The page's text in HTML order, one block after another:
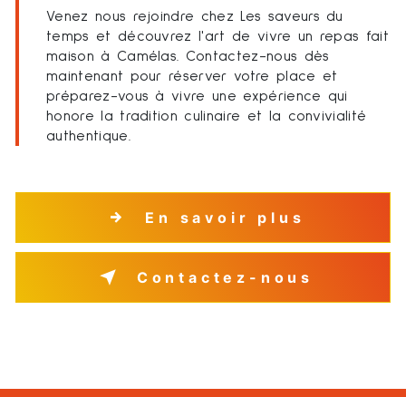
Venez nous rejoindre chez Les saveurs du
temps et découvrez l'art de vivre un repas fait
maison à Camélas. Contactez-nous dès
maintenant pour réserver votre place et
préparez-vous à vivre une expérience qui
honore la tradition culinaire et la convivialité
authentique.
En savoir plus
Contactez-nous